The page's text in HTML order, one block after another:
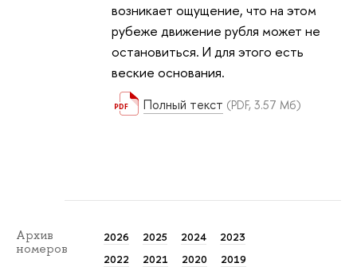
возникает ощущение, что на этом
рубеже движение рубля может не
остановиться. И для этого есть
веские основания.
Полный текст (PDF, 3.57 Мб)
Архив
номеров
2026 2025 2024
2023
2022
2021 2020
2019